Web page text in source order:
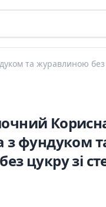
та журавлиною без
з фундуком
цукру зі